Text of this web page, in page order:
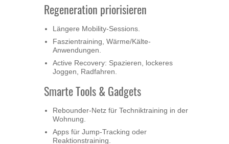
Regeneration priorisieren
Längere Mobility-Sessions.
Faszientraining, Wärme/Kälte-
Anwendungen.
Active Recovery: Spazieren, lockeres
Joggen, Radfahren.
Smarte Tools & Gadgets
Rebounder-Netz für Techniktraining in der
Wohnung.
Apps für Jump-Tracking oder
Reaktionstraining.